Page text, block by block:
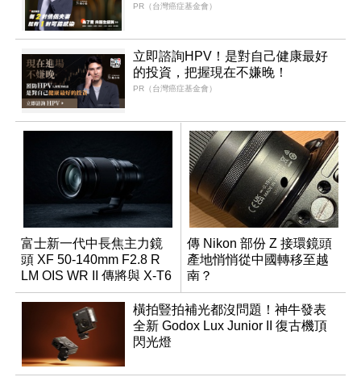
PR（台灣癌症基金會）
立即諮詢HPV！是對自己健康最好
的投資，把握現在不嫌晚！
PR（台灣癌症基金會）
富士新一代中長焦主力鏡
頭 XF 50-140mm F2.8 R
LM OIS WR II 傳將與 X-T6
同步亮相
傳 Nikon 部份 Z 接環鏡頭
產地悄悄從中國轉移至越
南？
橫拍豎拍補光都沒問題！神牛發表
全新 Godox Lux Junior II 復古機頂
閃光燈